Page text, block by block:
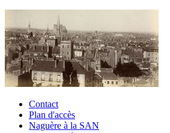
Contact
Plan d'accès
Naguère à la SAN